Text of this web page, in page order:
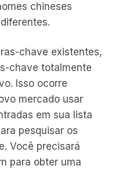
chineses
chave existentes,
chave totalmente
Isso ocorre
mercado usar
em sua lista
pesquisar os
Você precisará
para obter uma